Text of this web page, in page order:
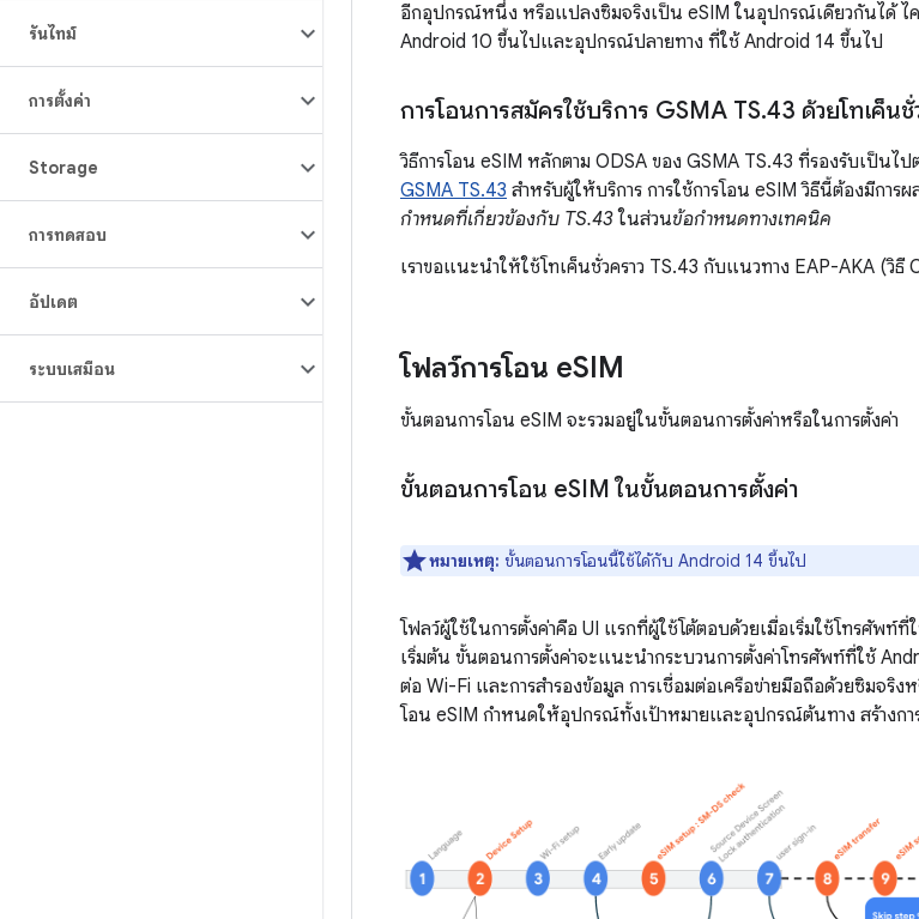
รันไทม์
การตั้งค่า
Storage
การทดสอบ
อัปเดต
ระบบเสมือน
อีกอุปกรณ์หนึ่ง หรือแปลงซิมจริงเป็น eSIM ในอุปกรณ์เดียวกันได้ ไ
Android 10 ขึ้นไปและอุปกรณ์ปลายทาง ที่ใช้ Android 14 ขึ้นไป
การโอนการสมัครใช้บริการ GSMA TS.43 ด้วยโทเค็น
วิธีการโอน eSIM หลักตาม ODSA ของ GSMA TS.43 ที่รองรับเป็นไ
GSMA TS.43 สำหรับผู้ให้บริการ การใช้การโอน eSIM วิธีนี้ต้องมีการ
กำหนดที่เกี่ยวข้องกับ TS.43 ในส่วนข้อกำหนดทางเทคนิค
เราขอแนะนำให้ใช้โทเค็นชั่วคราว TS.43 กับแนวทาง EAP-AKA (วิธี
โฟลว์การโอน eSIM
ขั้นตอนการโอน eSIM จะรวมอยู่ในขั้นตอนการตั้งค่าหรือในการตั้งค่า
ขั้นตอนการโอน eSIM ในขั้นตอนการตั้งค่า
หมายเหตุ: ขั้นตอนการโอนนี้ใช้ได้กับ Android 14 ขึ้นไป
โฟลว์ผู้ใช้ในการตั้งค่าคือ UI แรกที่ผู้ใช้โต้ตอบด้วยเมื่อเริ่มใช้โทรศัพ
เริ่มต้น ขั้นตอนการตั้งค่าจะแนะนำกระบวนการตั้งค่าโทรศัพท์ที่ใช้
ต่อ Wi-Fi และการสำรองข้อมูล การเชื่อมต่อเครือข่ายมือถือด้วยซิมจริ
โอน eSIM กำหนดให้อุปกรณ์ทั้งเป้าหมายและอุปกรณ์ต้นทาง สร้าง